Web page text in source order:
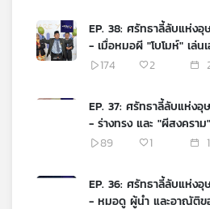
EP. 38: ศรัทธาลี้ลับแห่งอุ
- เมื่อหมอผี "โบโมห์" เล่นเ
กับอูลามาในมาเลเซีย
174 2
EP. 37: ศรัทธาลี้ลับแห่งอุ
- ร่างทรง และ "ผีสงคราม" ใน
เวียดนาม
89 1
EP. 36: ศรัทธาลี้ลับแห่งอุ
- หมอดู ผู้นำ และอาณัติข